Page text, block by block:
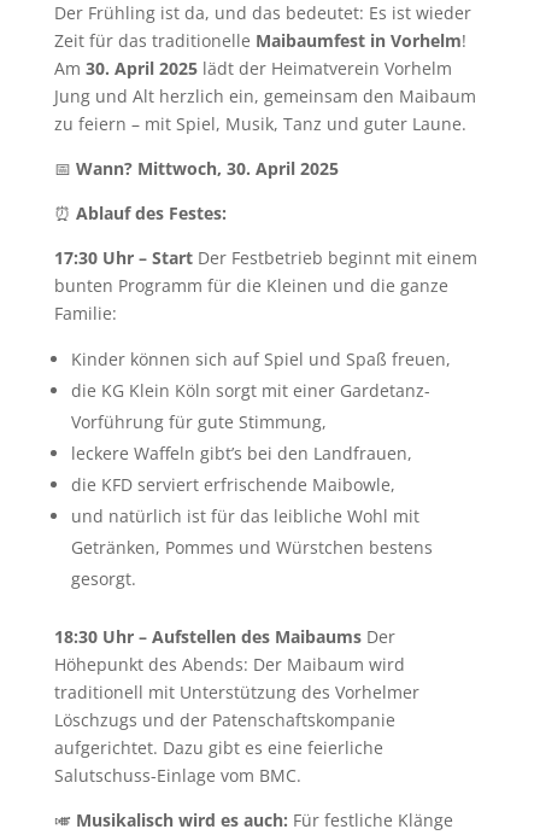
Der Frühling ist da, und das bedeutet: Es ist wieder
Zeit für das traditionelle Maibaumfest in Vorhelm!
Am 30. April 2025lädt der Heimatverein Vorhelm
Jung und Alt herzlich ein, gemeinsam den Maibaum
zu feiern – mit Spiel, Musik, Tanz und guter Laune.
📅 Wann? Mittwoch, 30. April 2025
⏰ Ablauf des Festes:
17:30 Uhr – StartDer Festbetrieb beginnt mit einem
bunten Programm für die Kleinen und die ganze
Familie:
Kinder können sich auf Spiel und Spaß freuen,
die KG Klein Köln sorgt mit einer Gardetanz-
Vorführung für gute Stimmung,
leckere Waffeln gibt’s bei den Landfrauen,
die KFD serviert erfrischende Maibowle,
und natürlich ist für das leibliche Wohl mit
Getränken, Pommes und Würstchen bestens
gesorgt.
18:30 Uhr – Aufstellen des MaibaumsDer
Höhepunkt des Abends: Der Maibaum wird
traditionell mit Unterstützung des Vorhelmer
Löschzugs und der Patenschaftskompanie
aufgerichtet. Dazu gibt es eine feierliche
Salutschuss-Einlage vom BMC.
🎺 Musikalisch wird es auch: Für festliche Klänge